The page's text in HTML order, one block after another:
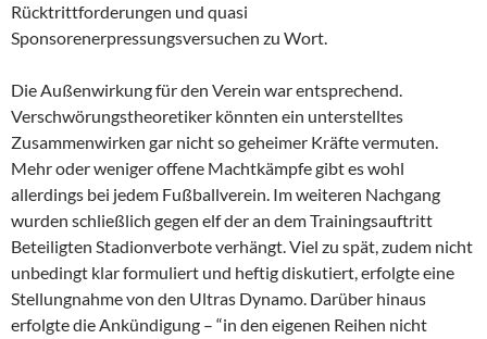
Rücktrittforderungen und quasi
Sponsorenerpressungsversuchen zu Wort.
Die Außenwirkung für den Verein war entsprechend.
Verschwörungstheoretiker könnten ein unterstelltes
Zusammenwirken gar nicht so geheimer Kräfte vermuten.
Mehr oder weniger offene Machtkämpfe gibt es wohl
allerdings bei jedem Fußballverein. Im weiteren Nachgang
wurden schließlich gegen elf der an dem Trainingsauftritt
Beteiligten Stadionverbote verhängt. Viel zu spät, zudem nicht
unbedingt klar formuliert und heftig diskutiert, erfolgte eine
Stellungnahme von den Ultras Dynamo. Darüber hinaus
erfolgte die Ankündigung – “in den eigenen Reihen nicht